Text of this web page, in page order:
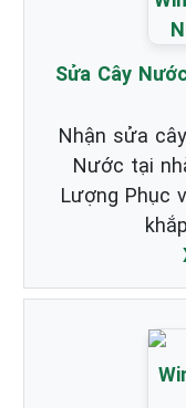
Sửa Cây
Nhận sửa
Nước tại
Lượng Phục